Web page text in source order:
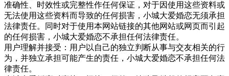
准确性、时效性或完整性作任何保证，对于因使用这些资料或
无法使用这些资料而导致的任何损害， 小城大爱婚恋无须承担
法律责任。同时对于使用本网站链接的其他网站或网页而引起
的任何损害， 小城大爱婚恋不承担任何法律责任。
用户理解并接受：用户以自己的独立判断从事与交友相关的行
为，并独立承担可能产生的责任， 小城大爱婚恋不承担任何法
律责任。